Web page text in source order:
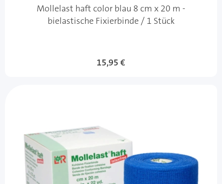
Mollelast haft color blau 8 cm x 20 m -
bielastische Fixierbinde / 1 Stück
15,95 €